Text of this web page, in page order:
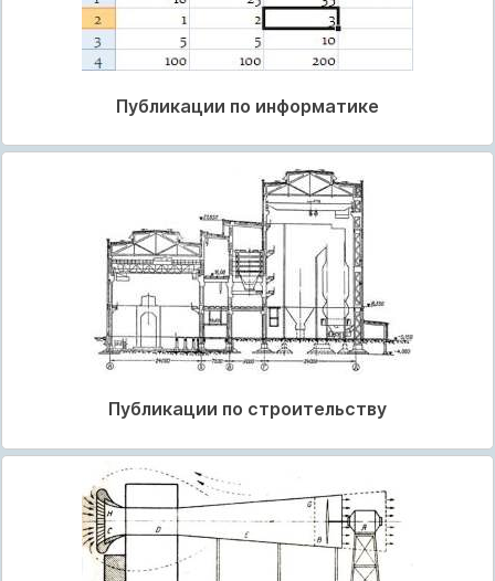
Публикации по информатике
Публикации по строительству